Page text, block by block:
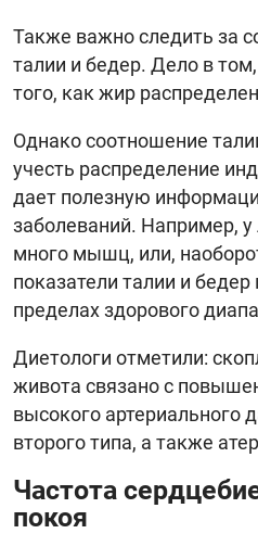
Также важно следить за
талии и бедер. Дело в
того, как жир
Однако соотношение
учесть распределение
дает полезную
заболеваний. Например,
много мышц, или,
показатели талии и
пределах здорового
Диетологи отметили:
живота связано с
высокого артериального
второго типа, а также
Частота
покоя